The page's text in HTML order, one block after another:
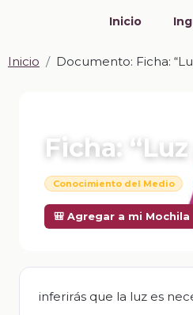
Inicio
Inicio Documento: Ficha:
Ficha:
Conocimiento del Medio
🎒 Agregar a mi Mochila
inferirás que la luz es